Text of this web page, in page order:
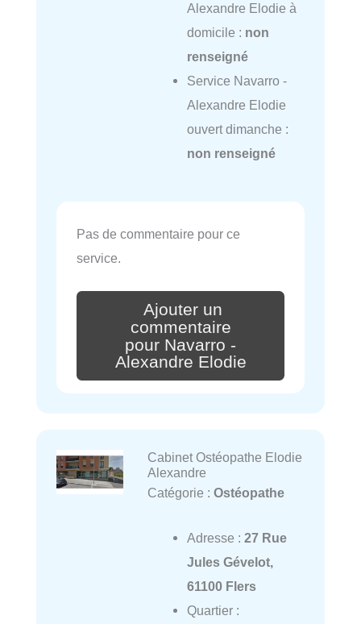
Alexandre Elodie à
domicile : non
renseigné
Service Navarro -
Alexandre Elodie
ouvert dimanche :
non renseigné
Pas de commentaire pour ce
service.
Ajouter un
commentaire
pour Navarro -
Alexandre Elodie
Cabinet Ostéopathe Elodie
Alexandre
Catégorie : Ostéopathe
Adresse : 27 Rue
Jules Gévelot,
61100 Flers
Quartier :